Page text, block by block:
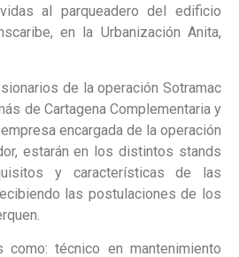
al parqueadero del edificio
en la Urbanización Anita,
de la operación Sotramac
de Cartagena Complementaria y
encargada de la operación
estarán en los distintos stands
y características de las
las postulaciones de los
como: técnico en mantenimiento